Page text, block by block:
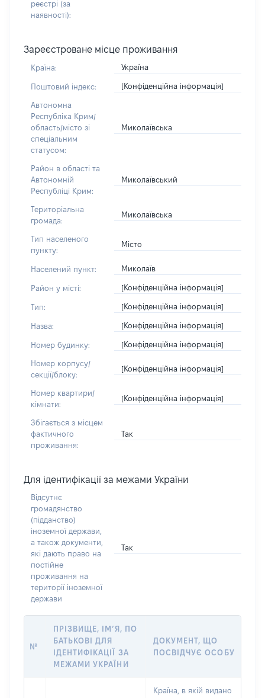
реєстрі (за
наявності):
Зареєстроване місце проживання
Країна: Україна
Поштовий індекс: [Конфіденційна інформація]
Автономна
Республіка Крим/
область/місто зі
спеціальним
статусом:
Миколаївська
Район в області та
Автономній
Республіці Крим:
Миколаївський
Територіальна
громада:
Миколаївська
Тип населеного
пункту:
Місто
Населений пункт: Миколаїв
Район у місті: [Конфіденційна інформація]
Тип: [Конфіденційна інформація]
Назва: [Конфіденційна інформація]
Номер будинку: [Конфіденційна інформація]
Номер корпусу/
секції/блоку:
[Конфіденційна інформація]
Номер квартири/
кімнати:
[Конфіденційна інформація]
Збігається з місцем
фактичного
проживання:
Так
Для ідентифікації за межами України
Відсутнє
громадянство
(підданство)
іноземної держави,
а також документи,
які дають право на
постійне
проживання на
території іноземної
держави
Так
№
ПРІЗВИЩЕ, ІМ’Я, ПО
БАТЬКОВІ ДЛЯ
ІДЕНТИФІКАЦІЇ ЗА
МЕЖАМИ УКРАЇНИ
ДОКУМЕНТ, ЩО
ПОСВІДЧУЄ ОСОБУ
Країна, в якій видано